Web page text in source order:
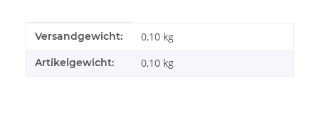
Produkteigenschaft
Wert
Versandgewicht: 0,10 kg
Artikelgewicht: 0,10 kg